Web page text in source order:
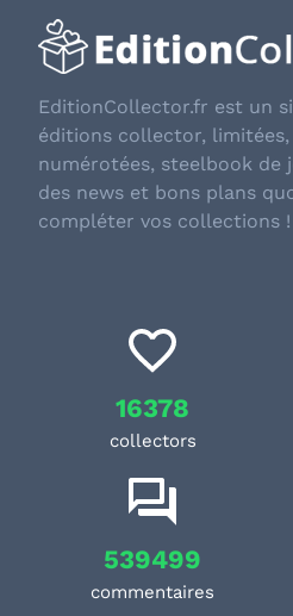
EditionCollector.fr est un
éditions collector, limitées,
numérotées, steelbook de
des news et bons plans
compléter vos collections !
16378
collectors
539499
commentaires